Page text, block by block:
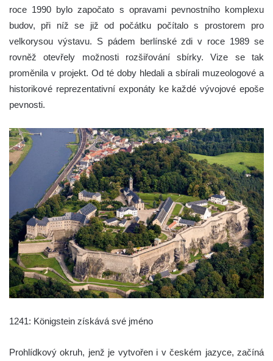
roce 1990 bylo započato s opravami pevnostního komplexu
budov, při níž se již od počátku počítalo s prostorem pro
velkorysou výstavu. S pádem berlínské zdi v roce 1989 se
rovněž otevřely možnosti rozšiřování sbírky. Vize se tak
proměnila v projekt. Od té doby hledali a sbírali muzeologové a
historikové reprezentativní exponáty ke každé vývojové epoše
pevnosti.
1241: Königstein získává své jméno
Prohlídkový okruh, jenž je vytvořen i v českém jazyce, začíná